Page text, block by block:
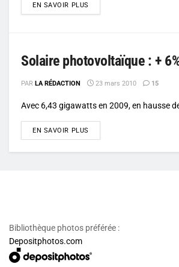
EN SAVOIR PLUS
Solaire photovoltaïque : +
PAR LA RÉDACTION 23 mars 2010 15
Avec 6,43 gigawatts en 2009, en hausse
EN SAVOIR PLUS
Bibliothèque photos préférée :
Depositphotos.com